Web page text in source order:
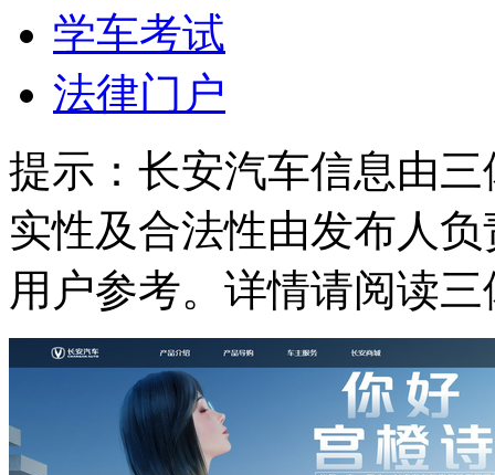
学车考试
法律门户
提示： 长安汽车信息由
实性及合法性由发布人
用户参考。详情请阅读